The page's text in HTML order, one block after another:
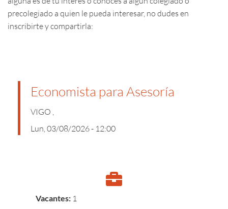
precolegiado a quien le pueda interesar, no dudes en
inscribirte y compartirla:
Economista para Asesoría
VIGO ,
Lun, 03/08/2026 - 12:00
Vacantes: 1